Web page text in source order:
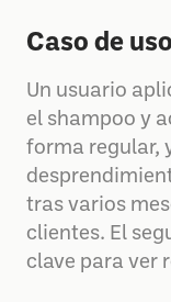
Caso de
Un usuario
el shampoo y
forma regular,
tras varios
clientes. El
clave para ver